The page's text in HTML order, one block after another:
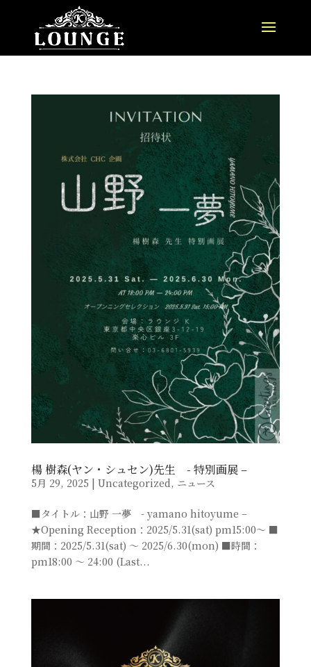
楊 樹森(ヤン・シュセン)先生 - 特別画展 –
5月 29, 2025 | Uncategorized, ニュース
■タイトル：山野 一夢 - yamano hitoyume –
★Opening Reception：2025/5.31(sat) pm15:00～ ■
期間：2025/5.31(sat) ～ 2025/6.30(mon) ■時間：
pm18:00 ～ 24:00 (Last...